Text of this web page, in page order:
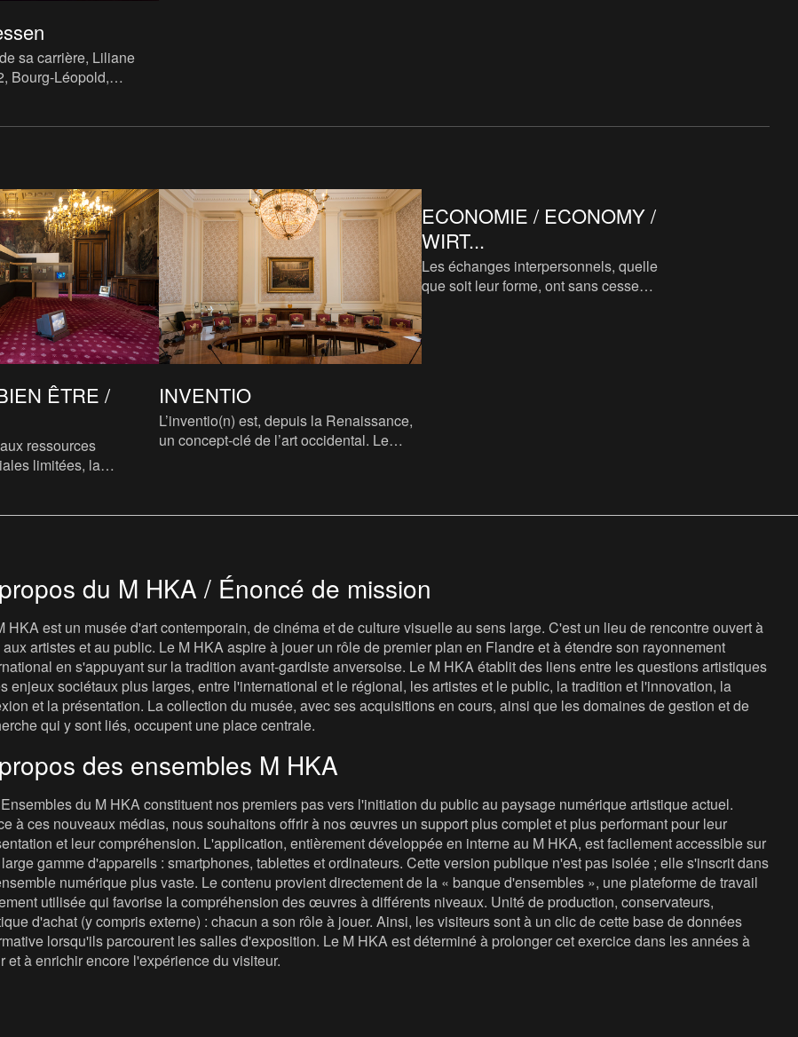
sa carrière, Liliane
Bourg-Léopold,
ÊTRE /
ressources
limitées, la
INVENTIO
L’inventio(n) est, depuis la Renaissance,
un concept-clé de l’art occidental. Le
ECONOMIE / ECONOMY /
WIRT...
Les échanges interpersonnels, quelle
que soit leur forme, ont sans cesse
du M HKA / Énoncé de mission
HKA est un musée d'art contemporain, de cinéma et de culture visuelle au sens large. C'est un lieu de rencontre ouvert à
aux artistes et au public. Le M HKA aspire à jouer un rôle de premier plan en Flandre et à étendre son rayonnement
en s'appuyant sur la tradition avant-gardiste anversoise. Le M HKA établit des liens entre les questions artistiques
enjeux sociétaux plus larges, entre l'international et le régional, les artistes et le public, la tradition et l'innovation, la
et la présentation. La collection du musée, avec ses acquisitions en cours, ainsi que les domaines de gestion et de
qui y sont liés, occupent une place centrale.
des ensembles M HKA
du M HKA constituent nos premiers pas vers l'initiation du public au paysage numérique artistique actuel.
à ces nouveaux médias, nous souhaitons offrir à nos œuvres un support plus complet et plus performant pour leur
et leur compréhension. L'application, entièrement développée en interne au M HKA, est facilement accessible sur
gamme d'appareils : smartphones, tablettes et ordinateurs. Cette version publique n'est pas isolée ; elle s'inscrit dans
numérique plus vaste. Le contenu provient directement de la « banque d'ensembles », une plateforme de travail
utilisée qui favorise la compréhension des œuvres à différents niveaux. Unité de production, conservateurs,
d'achat (y compris externe) : chacun a son rôle à jouer. Ainsi, les visiteurs sont à un clic de cette base de données
lorsqu'ils parcourent les salles d'exposition. Le M HKA est déterminé à prolonger cet exercice dans les années à
et à enrichir encore l'expérience du visiteur.